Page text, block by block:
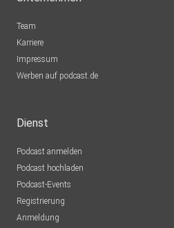
Team
Karriere
Impressum
Werben auf podcast.de
Dienst
Podcast anmelden
Podcast hochladen
Podcast-Events
Registrierung
Anmeldung